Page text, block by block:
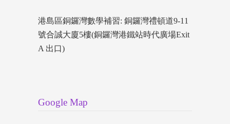
港島區銅鑼灣數學補習: 銅鑼灣禮頓道9-11
號合誠大廈5樓(銅鑼灣港鐵站時代廣場Exit
A 出口)
Google Map